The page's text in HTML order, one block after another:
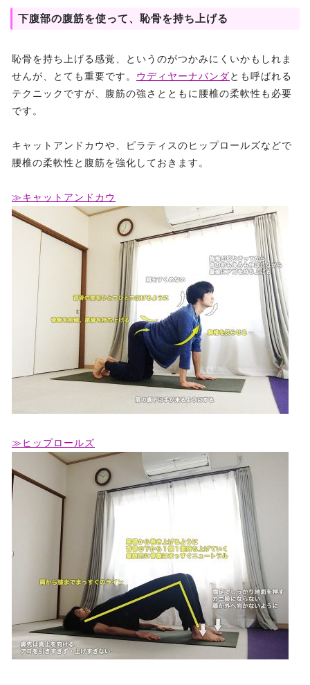
下腹部の腹筋を使って、恥骨を持ち上げる
恥骨を持ち上げる感覚、というのがつかみにくいかもしれま
せんが、とても重要です。 ウディヤーナバンダとも呼ばれる
テクニックですが、腹筋の強さとともに腰椎の柔軟性も必要
です。
キャットアンドカウや、ピラティスのヒップロールズなどで
腰椎の柔軟性と腹筋を強化しておきます。
≫キャットアンドカウ
≫ヒップロールズ